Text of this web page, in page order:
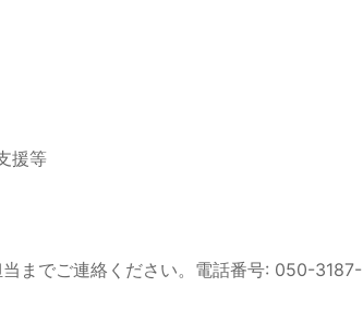
援等
までご連絡ください。電話番号: 050-3187-